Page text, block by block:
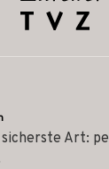
sicherste Art: